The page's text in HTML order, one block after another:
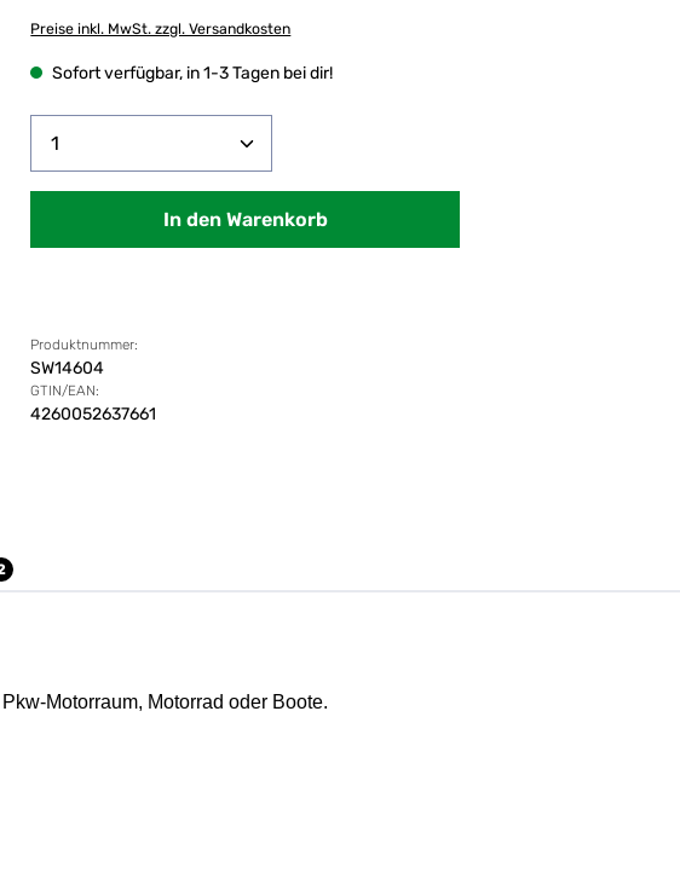
Preise inkl. MwSt. zzgl. Versandkosten
Sofort verfügbar, in 1-3 Tagen bei dir!
Produkt Anzahl: Gib den gewünschten Wert
In den Warenkorb
Produktnummer:
SW14604
GTIN/EAN:
4260052637661
Motorraum, Motorrad oder Boote.